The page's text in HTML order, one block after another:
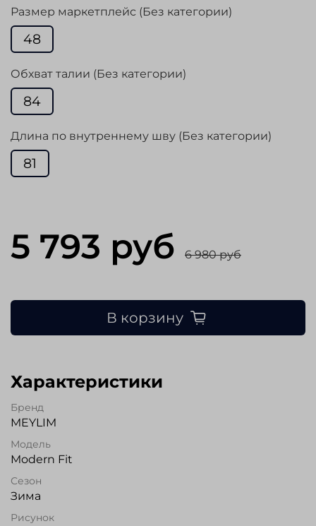
Размер маркетплейс (Без категории)
48
Обхват талии (Без категории)
84
Длина по внутреннему шву (Без категории)
81
5 793 руб 6 980 руб
В корзину
Характеристики
Бренд
MEYLIM
Модель
Modern Fit
Сезон
Зима
Рисунок